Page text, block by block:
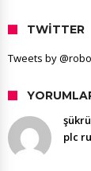
TWITTER
Tweets by
plc